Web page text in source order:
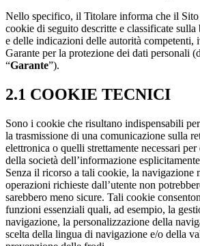
Nello specifico, il Titolare informa che il
cookie di seguito descritte e classificate
e delle indicazioni delle autorità competenti,
Garante per la protezione dei dati personali
“Garante”).
2.1 COOKIE TECNICI
Sono i cookie che risultano indispensabili
la trasmissione di una comunicazione sulla
elettronica o quelli strettamente necessari
della società dell’informazione
Senza il ricorso a tali cookie, la navigazione
operazioni richieste dall’utente non
sarebbero meno sicure. Tali cookie
funzioni essenziali quali, ad esempio, la
navigazione, la personalizzazione della
scelta della lingua di navigazione e/o della